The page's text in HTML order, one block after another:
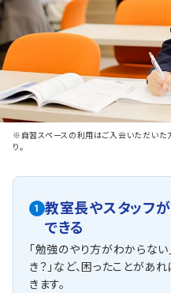
※自習スペースの利用はご入会いただいた
り。
1
教室長やスタッフ
できる
「勉強のやり方がわからな
き？」など、困ったことがあ
きます。